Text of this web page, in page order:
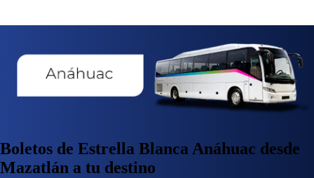
Boletos de Estrella Blanca Anáhuac desde
Mazatlán a tu destino